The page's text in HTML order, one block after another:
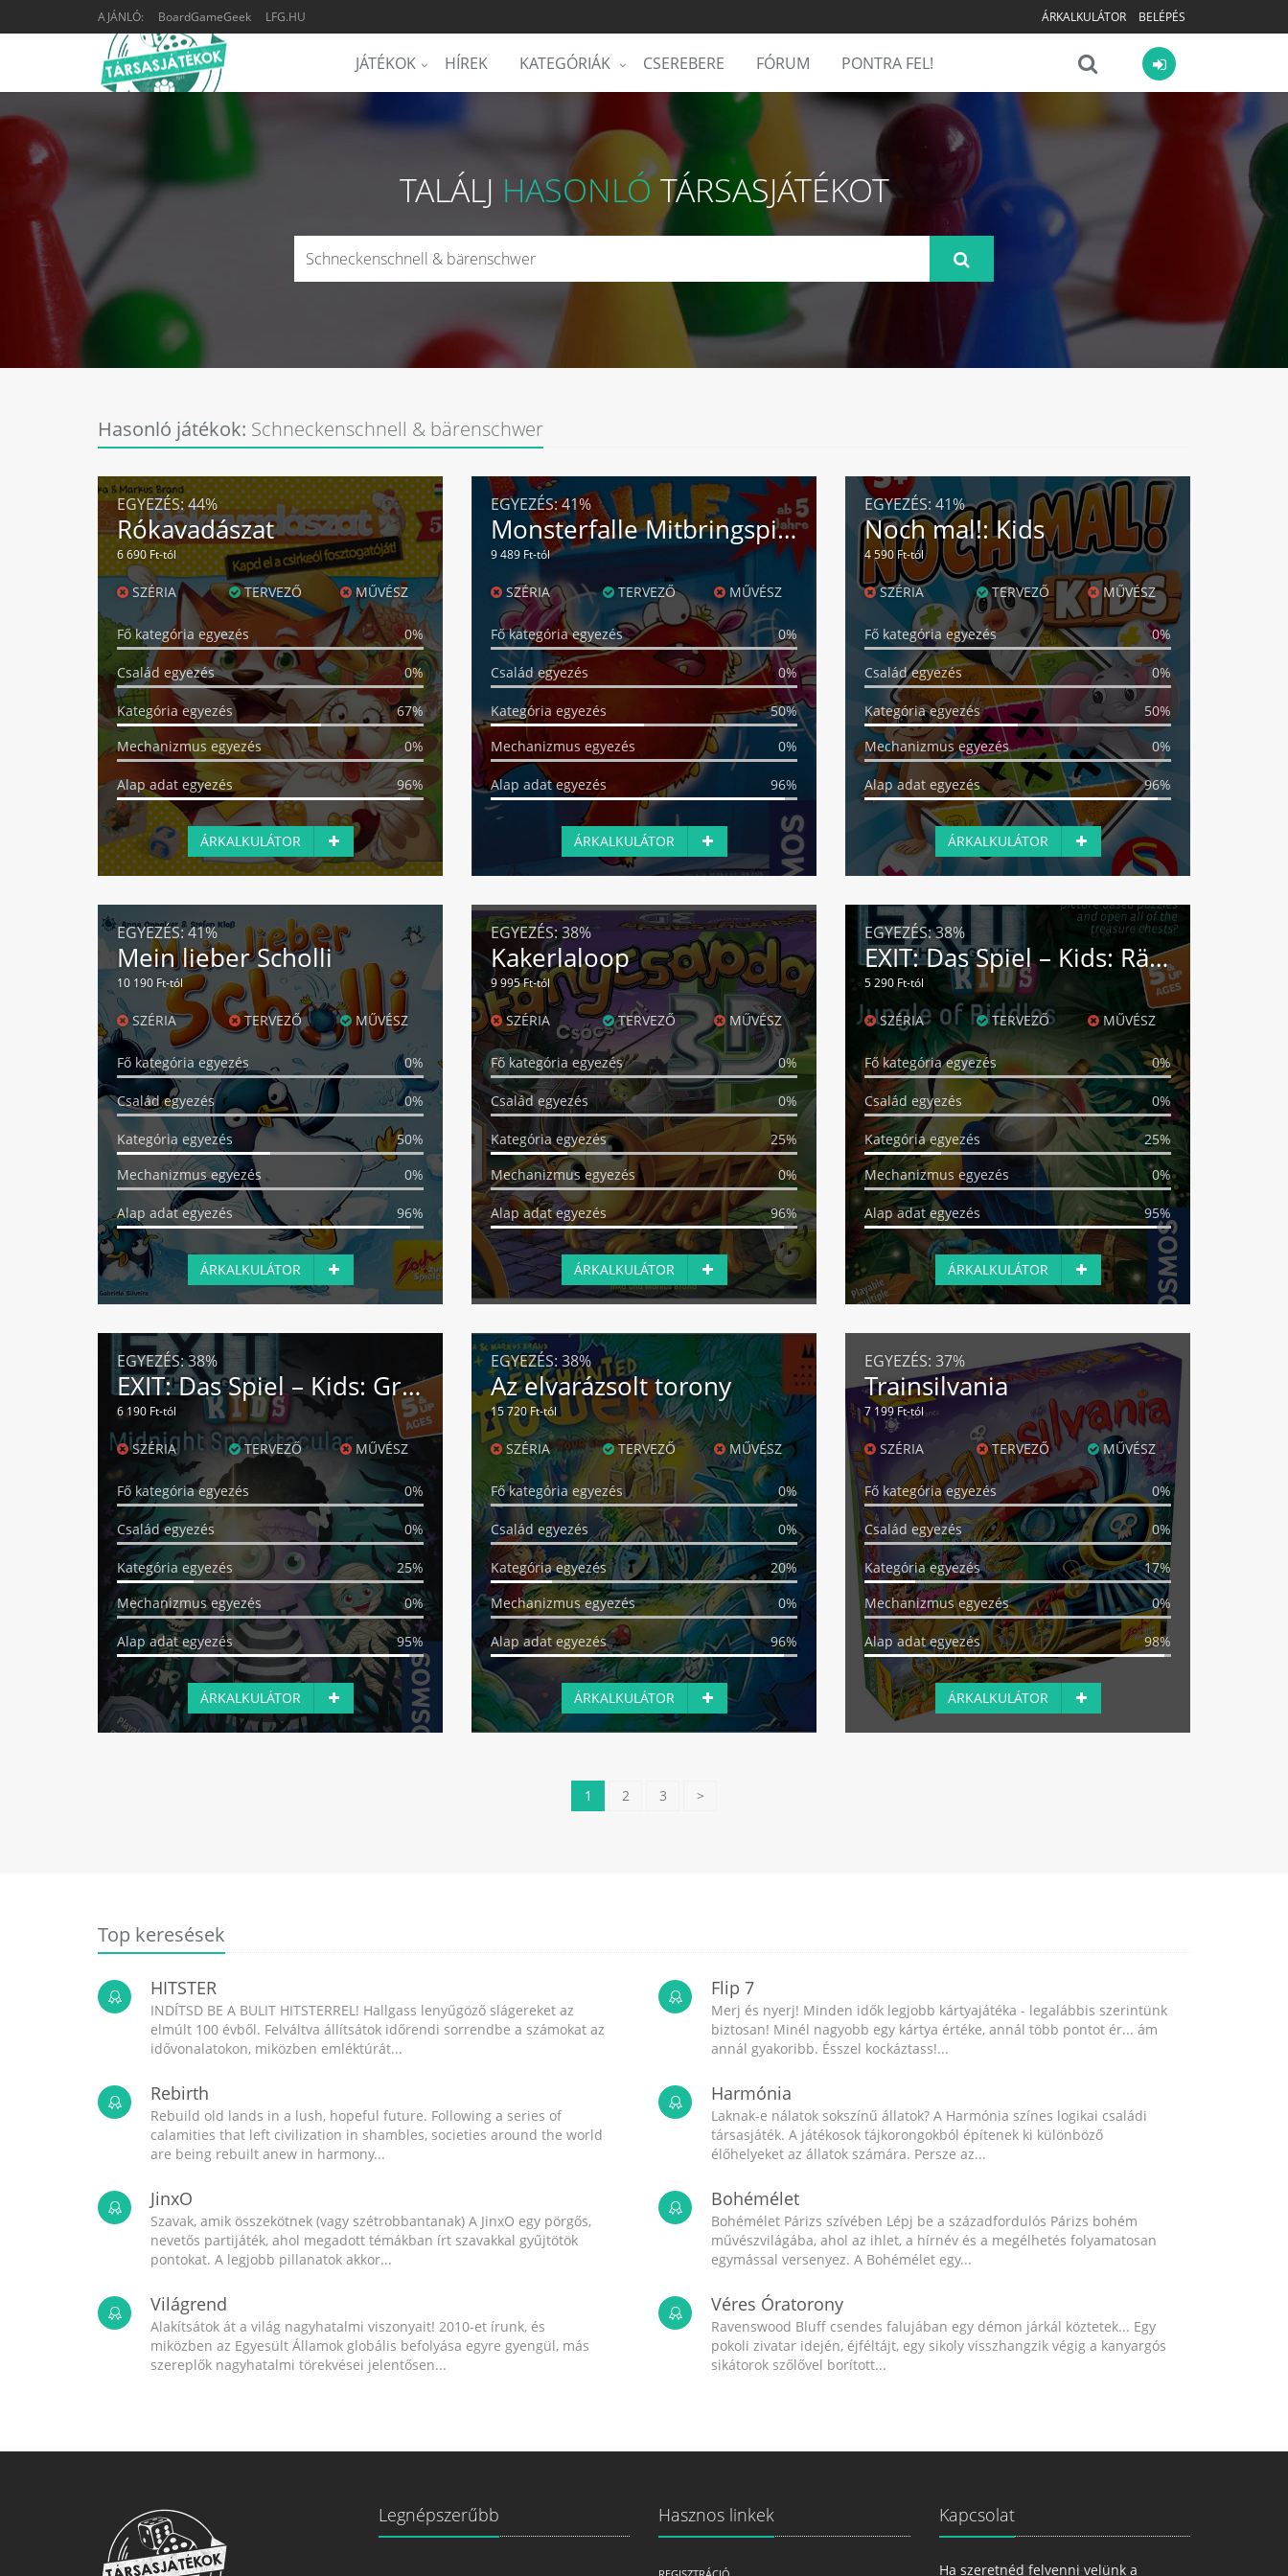
AJÁNLÓ: BoardGameGeek LFG.HU ÁRKALKULÁTOR BELÉPÉS
JÁTÉKOK HÍREK KATEGÓRIÁK CSEREBERE FÓRUM PONTRA FEL!
TALÁLJ HASONLÓTÁRSASJÁTÉKOT
Hasonló játékok: Schneckenschnell & bärenschwer
EGYEZÉS:44%
Rókavadászat
6 690 Ft-tól
SZÉRIA TERVEZŐ MŰVÉSZ
Fő kategória egyezés 0%
Család egyezés 0%
Kategória egyezés
67%
Mechanizmus egyezés
0%
Alap adat egyezés 96%
ÁRKALKULÁTOR
EGYEZÉS:41%
Monsterfalle Mitbringspiel
9 489 Ft-tól
SZÉRIA TERVEZŐ MŰVÉSZ
Fő kategória egyezés 0%
Család egyezés 0%
Kategória egyezés
50%
Mechanizmus egyezés
0%
Alap adat egyezés 96%
ÁRKALKULÁTOR
EGYEZÉS: 41%
Noch mal!: Kids
4 590 Ft-tól
SZÉRIA TERVEZŐ MŰVÉSZ
Fő kategória egyezés 0%
Család egyezés 0%
Kategória egyezés
50%
Mechanizmus egyezés
0%
Alap adat egyezés 96%
ÁRKALKULÁTOR
EGYEZÉS:41%
Mein lieber Scholli
10 190 Ft-tól
SZÉRIA TERVEZŐ MŰVÉSZ
Fő kategória egyezés 0%
Család egyezés 0%
Kategória egyezés
50%
Mechanizmus egyezés
0%
Alap adat egyezés 96%
ÁRKALKULÁTOR
EGYEZÉS:38%
Kakerlaloop
9 995 Ft-tól
SZÉRIA TERVEZŐ MŰVÉSZ
Fő kategória egyezés 0%
Család egyezés 0%
Kategória egyezés
25%
Mechanizmus egyezés
0%
Alap adat egyezés 96%
ÁRKALKULÁTOR
EGYEZÉS:38%
EXIT: Das Spiel – Kids: Rätselspaß im Dschungel
5 290 Ft-tól
SZÉRIA TERVEZŐ MŰVÉSZ
Fő kategória egyezés 0%
Család egyezés 0%
Kategória egyezés
25%
Mechanizmus egyezés
0%
Alap adat egyezés 95%
ÁRKALKULÁTOR
EGYEZÉS:38%
EXIT: Das Spiel – Kids: Gruseliger Rätselspass
6 190 Ft-tól
SZÉRIA TERVEZŐ MŰVÉSZ
Fő kategória egyezés 0%
Család egyezés 0%
Kategória egyezés
25%
Mechanizmus egyezés
0%
Alap adat egyezés 95%
ÁRKALKULÁTOR
EGYEZÉS: 38%
Az elvarázsolt torony
15 720 Ft-tól
SZÉRIA TERVEZŐ MŰVÉSZ
Fő kategória egyezés 0%
Család egyezés 0%
Kategória egyezés
20%
Mechanizmus egyezés
0%
Alap adat egyezés 96%
ÁRKALKULÁTOR
EGYEZÉS: 37%
Trainsilvania
7 199 Ft-tól
SZÉRIA TERVEZŐ MŰVÉSZ
Fő kategória egyezés 0%
Család egyezés 0%
Kategória egyezés
17%
Mechanizmus egyezés
0%
Alap adat egyezés 98%
ÁRKALKULÁTOR
1 2 3 >
Top keresések
HITSTER
INDÍTSD BE A BULIT HITSTERREL! Hallgass lenyűgöző slágereket az
elmúlt 100 évből. Felváltva állítsátok időrendi sorrendbe a számokat az
idővonalatokon, miközben emléktúrát...
Rebirth
Rebuild old lands in a lush, hopeful future. Following a series of
calamities that left civilization in shambles, societies around the world
are being rebuilt anew in harmony...
JinxO
Szavak, amik összekötnek (vagy szétrobbantanak) A JinxO egy pörgős,
nevetős partijáték, ahol megadott témákban írt szavakkal gyűjtötök
pontokat. A legjobb pillanatok akkor...
Világrend
Alakítsátok át a világ nagyhatalmi viszonyait! 2010-et írunk, és
miközben az Egyesült Államok globális befolyása egyre gyengül, más
szereplők nagyhatalmi törekvései jelentősen...
Flip 7
Merj és nyerj! Minden idők legjobb kártyajátéka - legalábbis szerintünk
biztosan! Minél nagyobb egy kártya értéke, annál több pontot ér... ám
annál gyakoribb. Ésszel kockáztass!...
Harmónia
Laknak-e nálatok sokszínű állatok? A Harmónia színes logikai családi
társasjáték. A játékosok tájkorongokból építenek ki különböző
élőhelyeket az állatok számára. Persze az...
Bohémélet
Bohémélet Párizs szívében Lépj be a századfordulós Párizs bohém
művészvilágába, ahol az ihlet, a hírnév és a megélhetés folyamatosan
egymással versenyez. A Bohémélet egy...
Véres Óratorony
Ravenswood Bluff csendes falujában egy démon járkál köztetek... Egy
pokoli zivatar idején, éjféltájt, egy sikoly visszhangzik végig a kanyargós
sikátorok szőlővel borított...
Legnépszerűbb Hasznos linkek Kapcsolat
Ha szeretnéd felvenni velünk a